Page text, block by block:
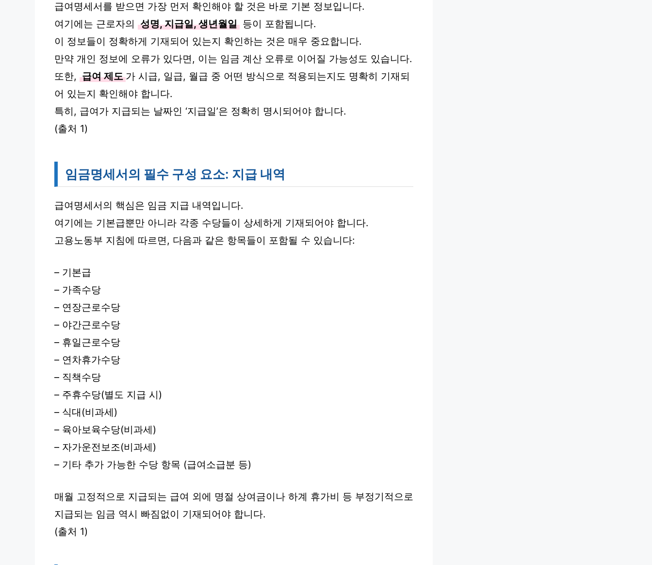
급여명세서를 받으면 가장 먼저 확인해야 할 것은 바로 기본 정보입니다.
여기에는 근로자의 성명, 지급일, 생년월일 등이 포함됩니다.
이 정보들이 정확하게 기재되어 있는지 확인하는 것은 매우 중요합니다.
만약 개인 정보에 오류가 있다면, 이는 임금 계산 오류로 이어질 가능성도 있습니다.
또한, 급여 제도 가 시급, 일급, 월급 중 어떤 방식으로 적용되는지도 명확히 기재되
어 있는지 확인해야 합니다.
특히, 급여가 지급되는 날짜인 ‘지급일’은 정확히 명시되어야 합니다.
(출처 1)
임금명세서의 필수 구성 요소: 지급 내역
급여명세서의 핵심은 임금 지급 내역입니다.
여기에는 기본급뿐만 아니라 각종 수당들이 상세하게 기재되어야 합니다.
고용노동부 지침에 따르면, 다음과 같은 항목들이 포함될 수 있습니다:
– 기본급
– 가족수당
– 연장근로수당
– 야간근로수당
– 휴일근로수당
– 연차휴가수당
– 직책수당
– 주휴수당(별도 지급 시)
– 식대(비과세)
– 육아보육수당(비과세)
– 자가운전보조(비과세)
– 기타 추가 가능한 수당 항목 (급여소급분 등)
매월 고정적으로 지급되는 급여 외에 명절 상여금이나 하계 휴가비 등 부정기적으로
지급되는 임금 역시 빠짐없이 기재되어야 합니다.
(출처 1)